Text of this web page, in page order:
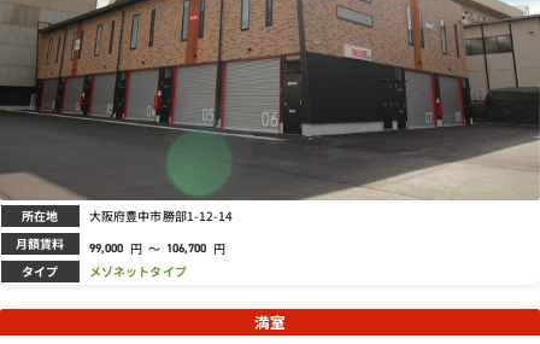
所在地 大阪府豊中市勝部1-12-14
月額賃料 99,000 円 ～ 106,700 円
タイプ メゾネットタイプ
満室